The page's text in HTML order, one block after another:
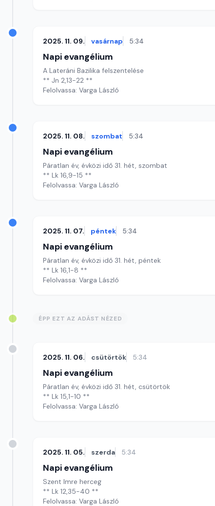
2025. 11. 09. vasárnap 5:34
Napi evangélium
A Lateráni Bazilika felszentelése
** Jn 2,13-22 **
Felolvassa: Varga László
2025. 11. 08. szombat 5:34
Napi evangélium
Páratlan év, évközi idő 31. hét, szombat
** Lk 16,9-15 **
Felolvassa: Varga László
2025. 11. 07. péntek 5:34
Napi evangélium
Páratlan év, évközi idő 31. hét, péntek
** Lk 16,1-8 **
Felolvassa: Varga László
ÉPP EZT AZ ADÁST NÉZED
2025. 11. 06. csütörtök 5:34
Napi evangélium
Páratlan év, évközi idő 31. hét, csütörtök
** Lk 15,1-10 **
Felolvassa: Varga László
2025. 11. 05. szerda 5:34
Napi evangélium
Szent Imre herceg
** Lk 12,35-40 **
Felolvassa: Varga László